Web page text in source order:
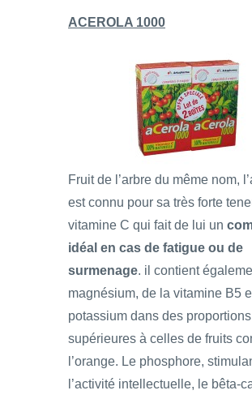
ACEROLA 1000
Fruit de l’arbre du même nom,
est connu pour sa très forte
vitamine C qui fait de lui un
idéal en cas de fatigue ou de
surmenage. il contient
magnésium, de la vitamine B5
potassium dans des
supérieures à celles de fruits
l’orange. Le phosphore,
l’activité intellectuelle, le bêta-